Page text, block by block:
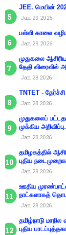
JEE. மெயின்
Jan 29 2026
பள்ளி காலை
Jan 29 2026
முதுகலை
தேதி விரைவில்
Jan 28 2026
TNTET -
Jan 28 2026
முதுகலைப்
முக்கிய அறிவிப்பு.
Jan 28 2026
தமிழகத்தில்
புதிய
Jan 28 2026
ஊதிய
நாட்களாகத்
Jan 28 2026
தமிழ்நாடு
புதிய